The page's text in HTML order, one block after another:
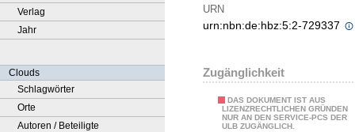
Verlag
Jahr
Clouds
Schlagwörter
Orte
Autoren / Beteiligte
URN
urn:nbn:de:hbz:5:2-729337
Zugänglichkeit
DAS DOKUMENT IST AUS
LIZENZRECHTLICHEN GRÜNDEN
NUR AN DEN SERVICE-PCS DER
ULB ZUGÄNGLICH.